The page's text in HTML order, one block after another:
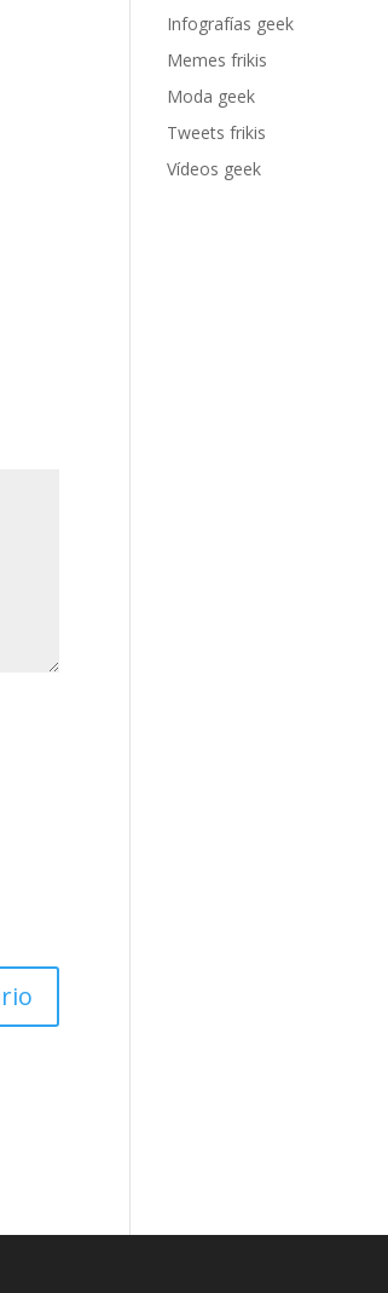
Infografías geek
Memes frikis
Moda geek
Tweets frikis
Vídeos geek